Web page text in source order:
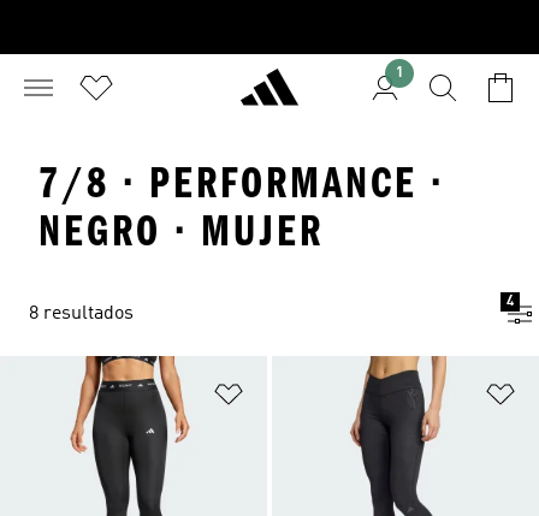
1
7/8 · PERFORMANCE ·
NEGRO · MUJER
8 resultados
4
Añadir a la lista de deseos